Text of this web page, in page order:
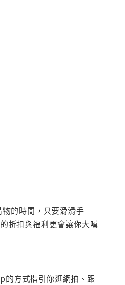
的時間，只要滑滑手
折扣與福利更會讓你大嘆
方式指引你逛網拍、跟